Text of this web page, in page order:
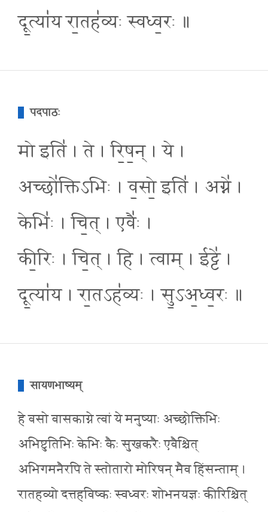
दू॒त्या॑य रा॒तह॑व्यः स्वध्व॒रः ॥
पदपाठः
मो इति॑ । ते । रि॒ष॒न् । ये ।
अच्छो॑क्तिऽभिः । व॒सो॒ इति॑ । अग्ने॑ ।
केभिः॑ । चि॒त् । एवैः॑ ।
की॒रिः । चि॒त् । हि । त्वाम् । ईट्टे॑ ।
दू॒त्या॑य । रा॒तऽह॑व्यः । सु॒ऽअ॒ध्व॒रः ॥
सायणभाष्यम्
हे वसो वासकाग्ने त्वां ये मनुष्याः अच्छोक्तिभिः
अभिष्टुतिभिः केभिः कैः सुखकरैः एवैश्चित्
अभिगमनैरपि ते स्तोतारो मोरिषन् मैव हिंसन्ताम् ।
रातहव्यो दत्तहविष्कः स्वध्वरः शोभनयज्ञः कीरिश्चित्